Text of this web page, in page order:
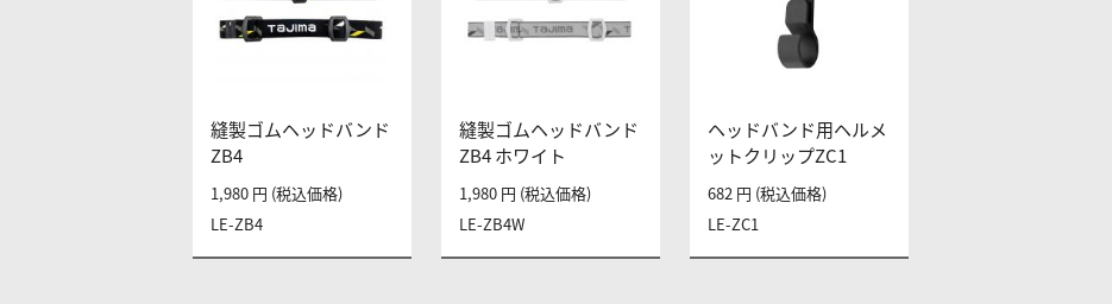
縫製ゴムヘッドバンド
ZB4
LE-ZB4
1,980 円 (税込価格)
縫製ゴムヘッドバンド
ZB4 ホワイト
LE-ZB4W
1,980 円 (税込価格)
ヘッドバンド用ヘルメ
ットクリップZC1
LE-ZC1
682 円 (税込価格)